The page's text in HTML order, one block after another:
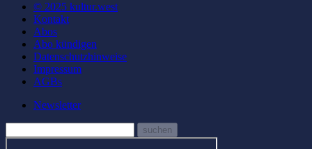
© 2025 kultur.west
Kontakt
Abos
Abo kündigen
Datenschutzhinweise
Impressum
AGBs
Newsletter